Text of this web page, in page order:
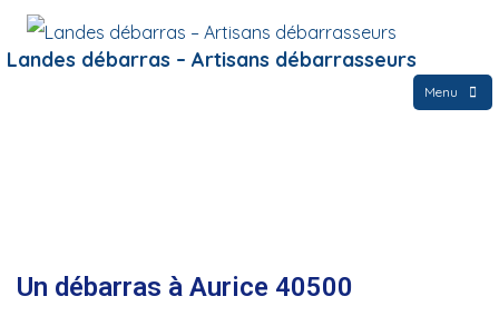
Landes débarras – Artisans débarrasseurs
Menu
Un débarras à Aurice 40500